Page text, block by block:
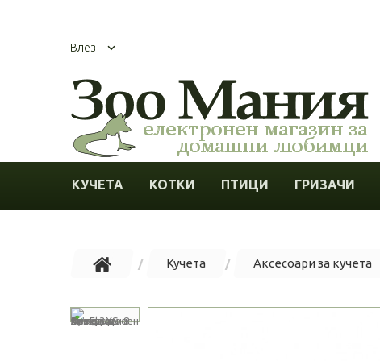
Влез
КУЧЕТА КОТКИ ПТИЦИ ГРИЗАЧИ
Кучета Аксесоари за кучета